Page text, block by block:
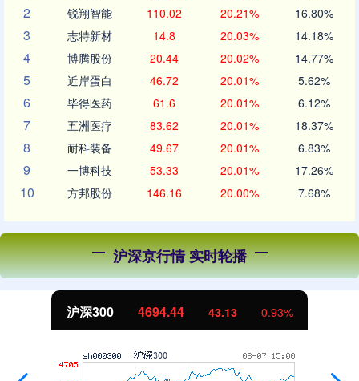
2 锐翔智能 110.02 20.21% 16.80%
3 志特新材 14.8 20.03% 14.18%
4 博腾股份 20.44 20.02% 14.77%
5 近岸蛋白 46.72 20.01% 5.62%
6 毕得医药 61.6 20.01% 6.12%
7 五洲医疗 83.62 20.01% 18.37%
8 耐科装备 49.67 20.01% 6.83%
9 一博科技 53.33 20.01% 17.26%
10 方邦股份 146.16 20.00% 7.68%
沪深京行情 实时轮播
北证50 1134.24 11.37 1.01%